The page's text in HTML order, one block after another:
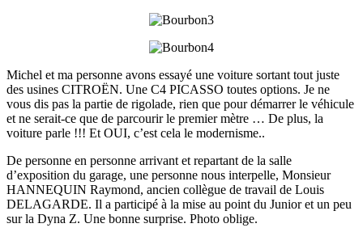
Michel et ma personne avons essayé une voiture sortant tout juste
des usines CITROËN. Une C4 PICASSO toutes options. Je ne
vous dis pas la partie de rigolade, rien que pour démarrer le véhicule
et ne serait-ce que de parcourir le premier mètre … De plus, la
voiture parle !!! Et OUI, c’est cela le modernisme..
De personne en personne arrivant et repartant de la salle
d’exposition du garage, une personne nous interpelle, Monsieur
HANNEQUIN Raymond, ancien collègue de travail de Louis
DELAGARDE. Il a participé à la mise au point du Junior et un peu
sur la Dyna Z. Une bonne surprise. Photo oblige.